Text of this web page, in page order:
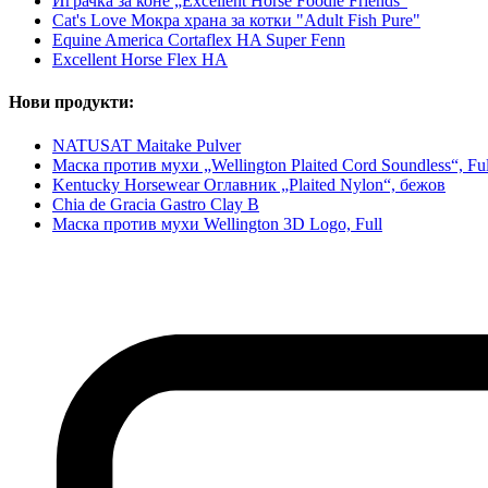
Cat's Love Мокра храна за котки "Adult Fish Pure"
Equine America Cortaflex HA Super Fenn
Excellent Horse Flex HA
Нови продукти:
NATUSAT Maitake Pulver
Маска против мухи „Wellington Plaited Cord Soundless“,
Kentucky Horsewear Оглавник „Plaited Nylon“, бежов
Chia de Gracia Gastro Clay B
Маска против мухи Wellington 3D Logo, Full